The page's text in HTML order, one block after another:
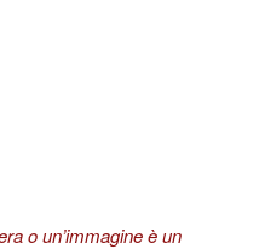
o un’immagine è un